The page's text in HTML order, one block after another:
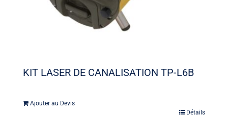
KIT LASER DE CANALISATION TP-L6B
Ajouter au Devis
Détails